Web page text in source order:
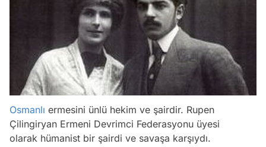
Osmanlı ermesini ünlü hekim ve şairdir. Rupen
Çilingiryan Ermeni Devrimci Federasyonu üyesi
olarak hümanist bir şairdi ve savaşa karşıydı.